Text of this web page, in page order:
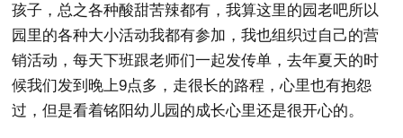
孩子，总之各种酸甜苦辣都有，我算这里的园老吧所以
园里的各种大小活动我都有参加，我也组织过自己的营
销活动，每天下班跟老师们一起发传单，去年夏天的时
候我们发到晚上9点多，走很长的路程，心里也有抱怨
过，但是看着铭阳幼儿园的成长心里还是很开心的。